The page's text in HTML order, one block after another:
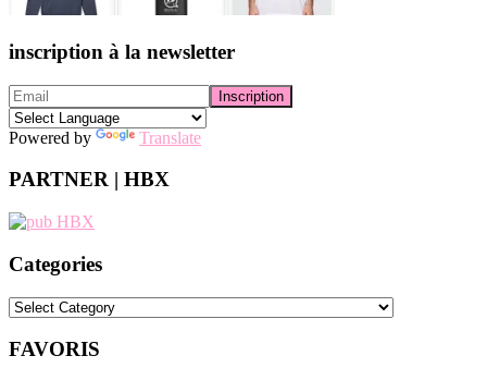
inscription à la newsletter
Powered by Translate
PARTNER | HBX
Categories
Categories
FAVORIS